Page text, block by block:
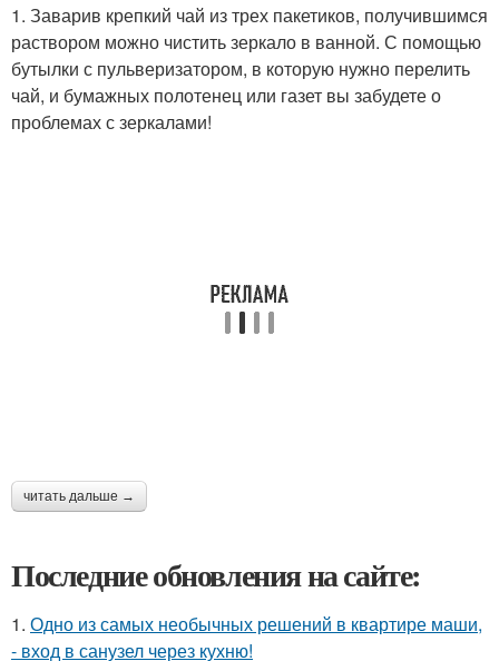
1. Заварив крепкий чай из трех пакетиков, получившимся
раствором можно чистить зеркало в ванной. С помощью
бутылки с пульверизатором, в которую нужно перелить
чай, и бумажных полотенец или газет вы забудете о
проблемах с зеркалами!
читать дальше →
Последние обновления на сайте:
1. Одно из самых необычных решений в квартире маши,
- вход в санузел через кухню!